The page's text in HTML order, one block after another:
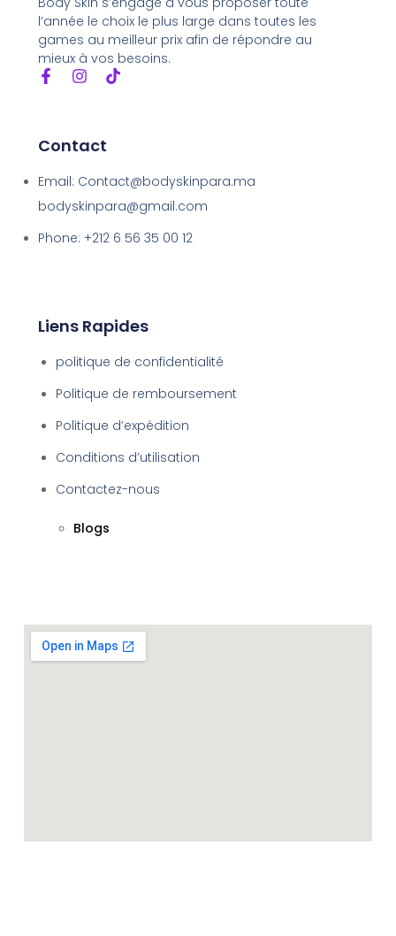
l’année le choix le plus large dans toutes les
games au meilleur prix afin de répondre au
mieux à vos besoins.
Contact
Email: Contact@bodyskinpara.ma
bodyskinpara@gmail.com
Phone: +212 6 56 35 00 12
Liens Rapides
politique de confidentialité
Politique de remboursement
Politique d’expédition
Conditions d’utilisation
Contactez-nous
Blogs